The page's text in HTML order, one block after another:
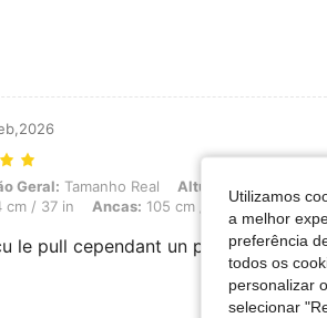
Geral: Tamanho Real, Altura: 162 cm / 64 in, Peso:
Geral: Tamanho Real Altura:
cm / 37 in Ancas: 105 cm / 41 in Formato
le pull cependant un peu grand
Utilizamos
a melhor
preferência
todos os
personalizar
selecionar